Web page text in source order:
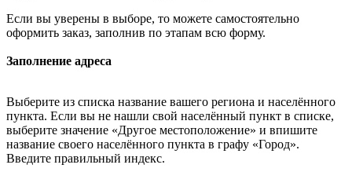
Если вы уверены в выборе, то можете самостоятельно
оформить заказ, заполнив по этапам всю форму.
Заполнение адреса
Выберите из списка название вашего региона и населённого
пункта. Если вы не нашли свой населённый пункт в списке,
выберите значение «Другое местоположение» и впишите
название своего населённого пункта в графу «Город».
Введите правильный индекс.